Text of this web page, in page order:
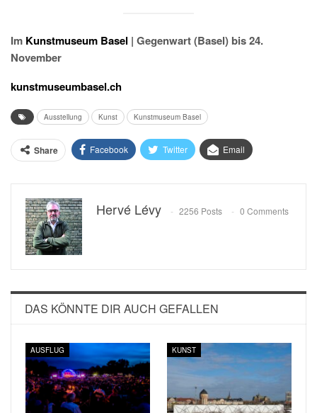
Im Kunstmuseum Basel | Gegenwart (Basel) bis 24.
November
kunstmuseumbasel.ch
Ausstellung Kunst Kunstmuseum Basel
Share Facebook Twitter Email
Hervé Lévy 2256 Posts 0 Comments
DAS KÖNNTE DIR AUCH GEFALLEN
AUSFLUG KUNST